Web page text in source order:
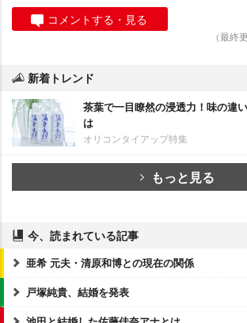
コメントする・見る
（最終
新着トレンド
茶葉で一目瞭然の浸透力！味の違
は
オリコンタイアップ特集
もっと見る
今、読まれている記事
亜希 元夫・清原和博との現在の関係
戸塚純貴、結婚を発表